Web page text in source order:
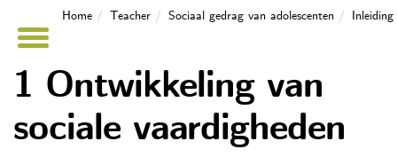
Home Teacher Sociaal gedrag van adolescenten
1 Ontwikkeling van
sociale vaardigheden